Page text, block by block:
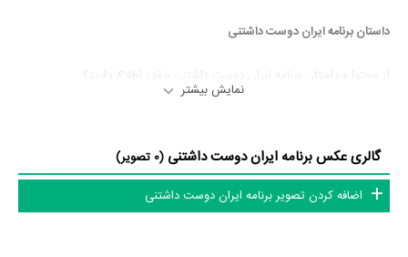
داستان برنامه ایران دوست داشتنی
از محتوا و داستان برنامه ایران دوست داشتنی چقدر اطلاع دارید؟
متناسب با ایام نوروز و رویکرد شناخت ظرفیت‌های اقلیمی بومی و هویتی و در
جهت افزایش حس همبستگی و اتحاد ملی نوروز.»
نمایش بیشتر
گالری عکس برنامه ایران دوست داشتنی (0 تصویر)
اضافه کردن تصویر برنامه ایران دوست داشتنی